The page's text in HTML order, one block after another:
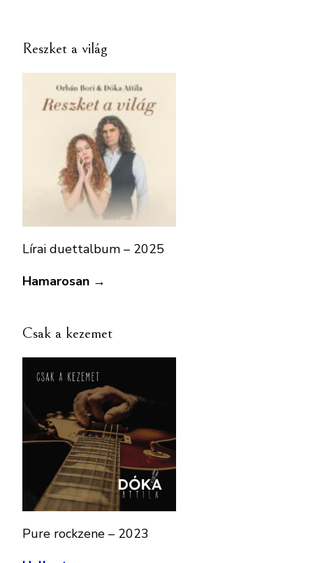
Reszket a világ
Lírai duettalbum – 2025
Hamarosan →
Csak a kezemet
Pure rockzene – 2023